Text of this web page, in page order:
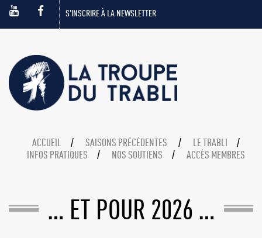
S'INSCRIRE À LA NEWSLETTER
ACCUEIL SAISONS PRÉCÉDENTES
LE TRABLI
INFOS PRATIQUES
NOS SOUTIENS ACCÈS MEMBRES
… ET POUR 2026 …